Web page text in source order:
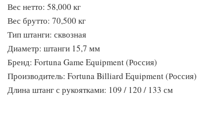
ВЫСОКАЯ СКОРОСТЬ И МОЩНЫЕ УДАРЫ
Модель игрового стола оборудована подшипниками,
благодаря которым игра приобретает еще больше динамики:
скорость вращения штанг возрастает, удары по мячу
становятся сильнее. Подшипники включают хромированные
металлические накладки.
Вес нетто: 58,000 кг
Вес брутто: 70,500 кг
Тип штанги: сквозная
Диаметр: штанги 15,7 мм
Бренд: Fortuna Game Equipment (Россия)
Производитель: Fortuna Billiard Equipment (Россия)
Длина штанг с рукоятками: 109 / 120 / 133 см